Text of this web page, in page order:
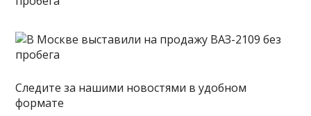
Следите за нашими новостями в удобном
формате